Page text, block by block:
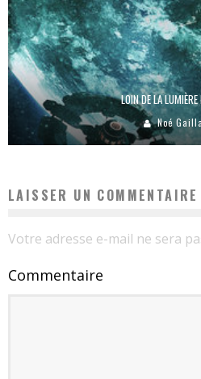
LOIN DE LA
Noé
LAISSER UN COMMENTAIRE
Votre adresse e-mail ne sera
Commentaire